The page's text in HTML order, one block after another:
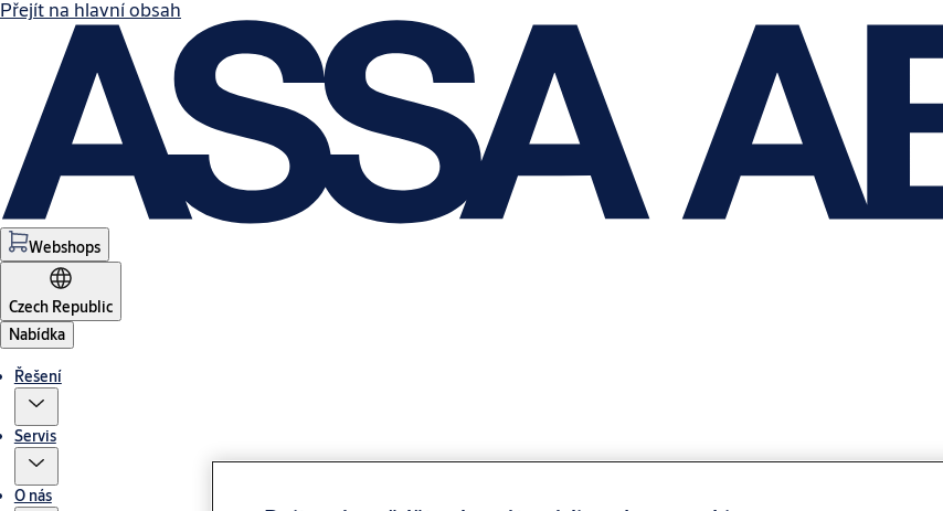
Přejít na hlavní obsah
Webshops
Czech Republic
Nabídka
Řešení
Servis
O nás